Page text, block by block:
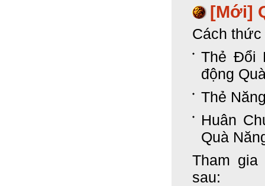
[Mới]
Cách
Thẻ Đổi
động
Thẻ
Huân
Quà
Tham
sau: